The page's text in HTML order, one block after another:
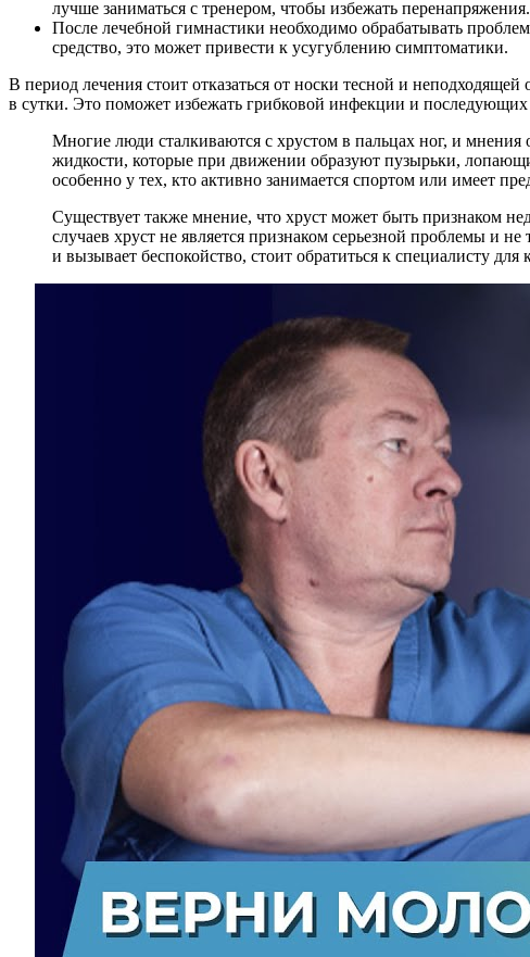
лучше заниматься с тренером, чтобы избежать перенапряжения.
После лечебной гимнастики необходимо обрабатывать
средство, это может привести к усугублению симптоматики.
В период лечения стоит отказаться от носки тесной и
в сутки. Это поможет избежать грибковой инфекции и
Многие люди сталкиваются с хрустом в пальцах ног, и мнения
жидкости, которые при движении образуют пузырьки,
особенно у тех, кто активно занимается спортом или имеет
Существует также мнение, что хруст может быть признаком
случаев хруст не является признаком серьезной проблемы и
и вызывает беспокойство, стоит обратиться к специалисту для